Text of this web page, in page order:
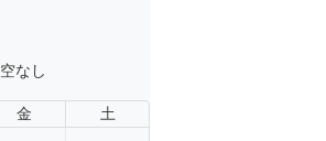
空なし
金 土